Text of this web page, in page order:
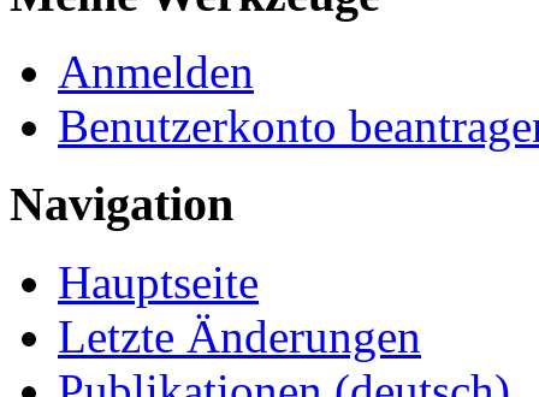
Anmelden
Benutzerkonto
Navigation
Hauptseite
Letzte Änderungen